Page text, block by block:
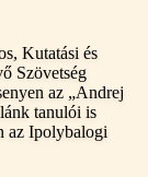
Kutatási és
Szövetség
az „Andrej
tanulói is
az Ipolybalogi